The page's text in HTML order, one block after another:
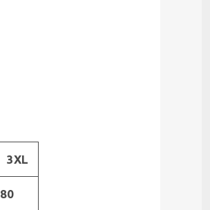
3XL
80